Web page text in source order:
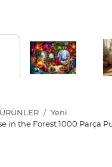
Yeni
in the Forest 1000 Parça